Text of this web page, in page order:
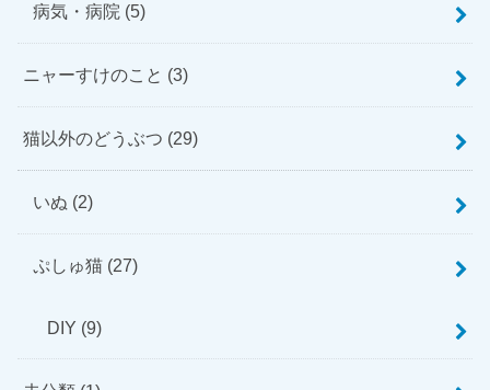
病気・病院 (5)
ニャーすけのこと (3)
猫以外のどうぶつ (29)
いぬ (2)
ぷしゅ猫 (27)
DIY (9)